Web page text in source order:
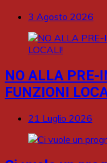
3 Agosto 2026
NO ALLA PRE-
FUNZIONI
21 Luglio 2026